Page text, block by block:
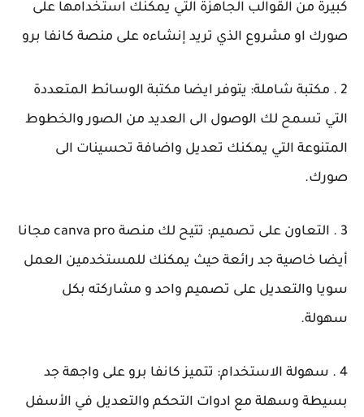
كبيرة من القوالب الجاهزة التي يمكنك استخدامها على
صورك او مشروع الذي تريد إنشاءه على منصة كانفا برو
2 . مكتبة شاملة: يتوفر ايضا مكتبة الوسائط المتعددة
التي تسمح لك الوصول الى العديد من الصور والخطوط
المتنوعة التي يمكنك تعديل واضافة تحسينات الى
صورك.
3 . التعاون على تصميم: تتيح لك منصة canva pro مجانا
أيضا خاصية جد رائعة حيث يمكنك للمستخدمين العمل
سويا والتعديل على تصميم واحد و مشاركته بكل
سهولة.
4 . سهولة الاستخدام: تتميز كانفا برو على واجهة جد
بسيطة وسهلة مع ادوات التحكم والتعديل في الأسفل